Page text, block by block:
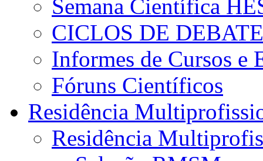
Semana Científica
CICLOS DE
Informes de Cursos e
Fóruns Científicos
Residência
Residência